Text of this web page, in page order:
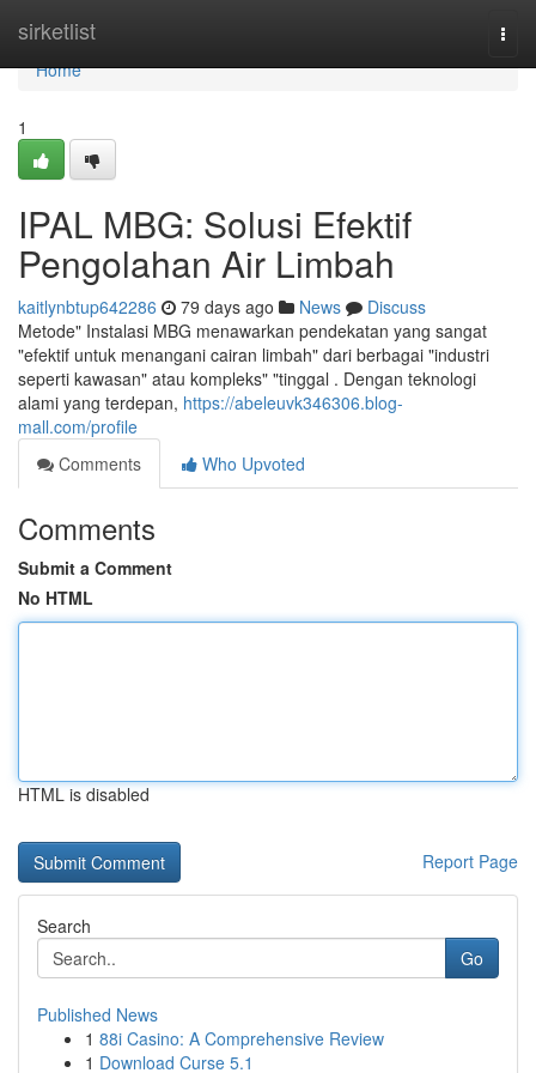
sirketlist
Home
Home
1
IPAL MBG: Solusi Efektif
Pengolahan Air Limbah
kaitlynbtup642286 79 days ago News
Discuss
Metode" Instalasi MBG menawarkan pendekatan yang sangat
"efektif untuk menangani cairan limbah" dari berbagai "industri
seperti kawasan" atau kompleks" "tinggal . Dengan teknologi
alami yang terdepan, https://abeleuvk346306.blog-
mall.com/profile
Comments
Who Upvoted
Comments
Submit a Comment
No HTML
HTML is disabled
Report Page
Search
Go
Published News
1 88i Casino: A Comprehensive Review
1 Download Curse 5.1